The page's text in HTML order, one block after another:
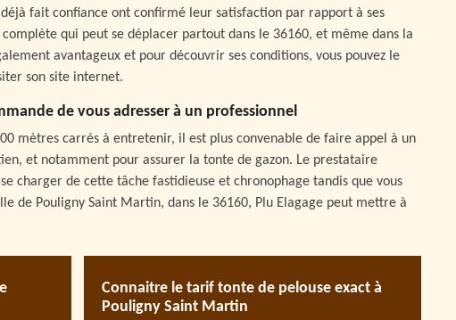
fait confiance ont confirmé leur satisfaction par rapport à ses
qui peut se déplacer partout dans le 36160, et même dans la
avantageux et pour découvrir ses conditions, vous pouvez le
son site internet.
de vous adresser à un professionnel
mètres carrés à entretenir, il est plus convenable de faire appel à un
et notamment pour assurer la tonte de gazon. Le prestataire
charger de cette tâche fastidieuse et chronophage tandis que vous
de Pouligny Saint Martin, dans le 36160, Plu Elagage peut mettre à
Connaitre le tarif tonte de pelouse exact à
Pouligny Saint Martin